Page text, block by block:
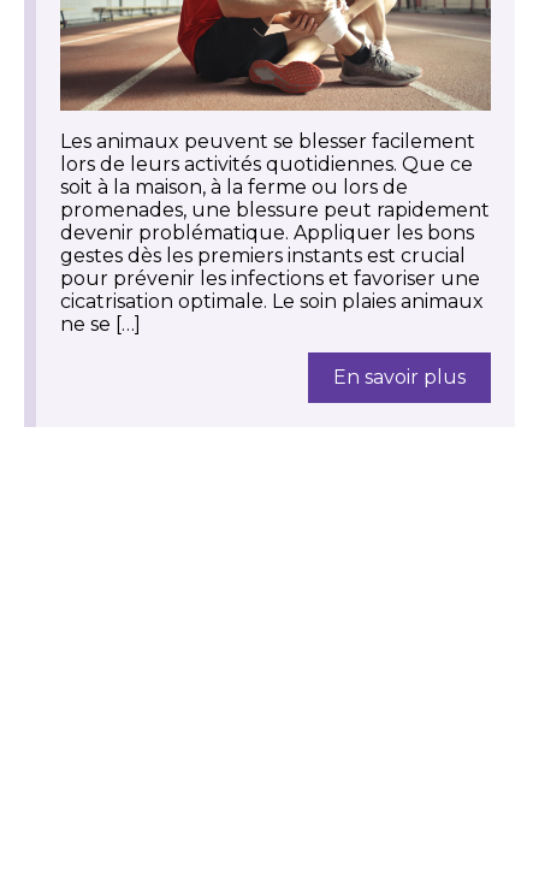
Les animaux peuvent se blesser facilement
lors de leurs activités quotidiennes. Que ce
soit à la maison, à la ferme ou lors de
promenades, une blessure peut rapidement
devenir problématique. Appliquer les bons
gestes dès les premiers instants est crucial
pour prévenir les infections et favoriser une
cicatrisation optimale. Le soin plaies animaux
ne se […]
En savoir plus